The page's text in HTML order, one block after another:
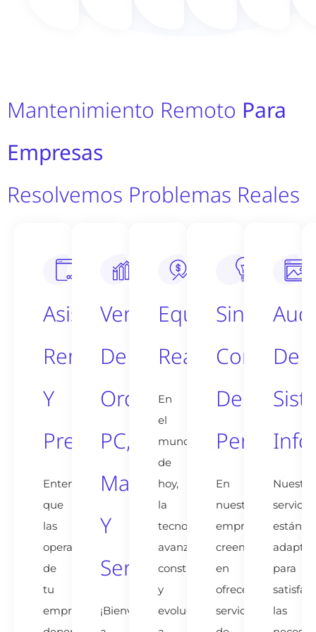
Mantenimiento Remoto Para
Empresas
Resolvemos Problemas Reales
Asistencia
Remota
Y
Presencial
Entendemos
que
las
operaciones
de
tu
empresa
Venta
De
Ordenadores
PC,
Mac
Y
Servidores
¡Bienvenido
Equipos
En
el
mundo
de
hoy,
la
tecnología
avanza
constantemente
y
evoluciona
Sin
Contrato
De
En
nuestra
empresa,
creemos
en
ofrecer
servicios
De
están
para
las